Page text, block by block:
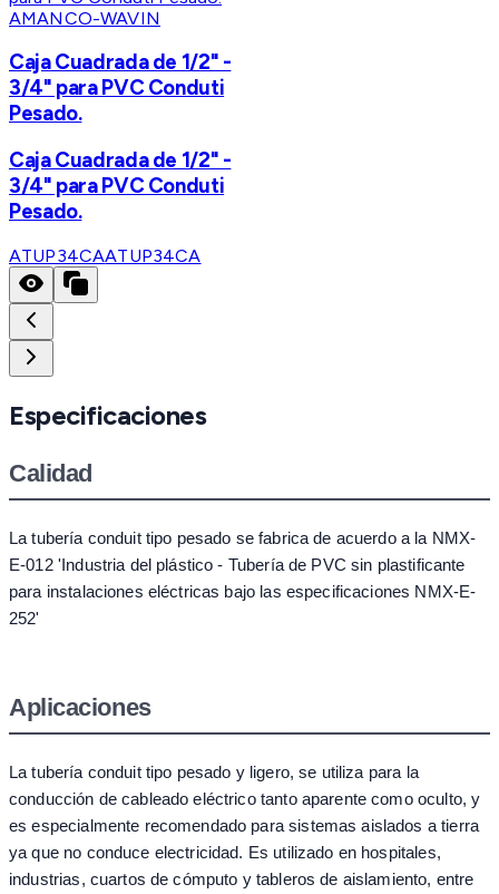
AMANCO-WAVIN
Caja Cuadrada de 1/2" -
3/4" para PVC Conduti
Pesado.
Caja Cuadrada de 1/2" -
3/4" para PVC Conduti
Pesado.
ATUP34CAATUP34CA
Especificaciones
Calidad
La tubería conduit tipo pesado se fabrica de acuerdo a la NMX-
E-012 'Industria del plástico - Tubería de PVC sin plastificante
para instalaciones eléctricas bajo las especificaciones NMX-E-
252'
Aplicaciones
La tubería conduit tipo pesado y ligero, se utiliza para la
conducción de cableado eléctrico tanto aparente como oculto, y
es especialmente recomendado para sistemas aislados a tierra
ya que no conduce electricidad. Es utilizado en hospitales,
industrias, cuartos de cómputo y tableros de aislamiento, entre